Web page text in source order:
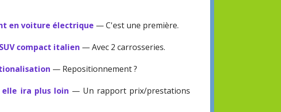
en voiture électrique — C'est une première.
compact italien — Avec 2 carrosseries.
— Repositionnement ?
elle ira plus loin — Un rapport prix/prestations